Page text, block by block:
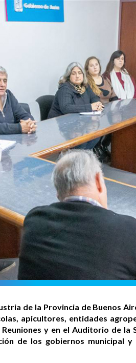
de la Provincia de Buenos
apicultores, entidades
y en el Auditorio de
de los gobiernos municipal